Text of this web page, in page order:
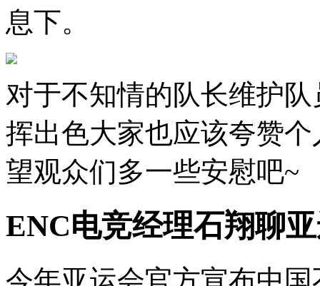
息下。
对于不知情的队长维护
挥出色大家也应该夸赞
望观众们多一些安慰吧~
ENC电竞经理石翔聊